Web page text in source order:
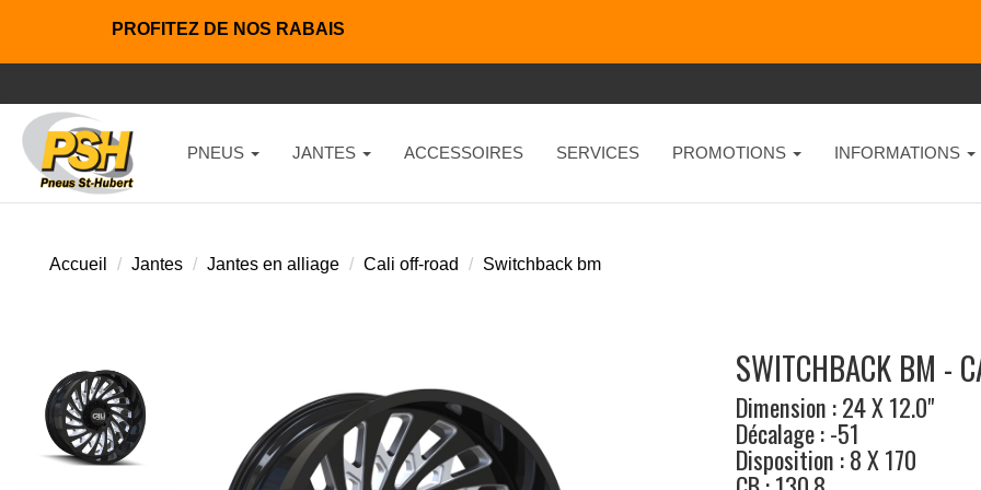
PROFITEZ DE NOS RABAIS
PNEUS JANTES ACCESSOIRES SERVICES PROMOTIONS INFORMATIONS
Accueil Jantes Jantes en alliage Cali off-road Switchback bm
SWITCHBACK BM -
Dimension : 24 X 12.0"
Décalage : -51
Disposition : 8 X 170